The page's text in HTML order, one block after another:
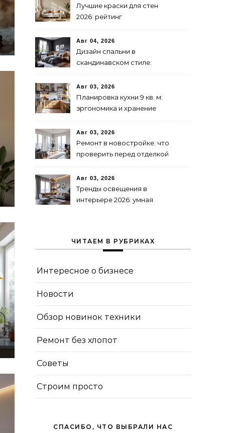
Лучшие краски для стен
2026: рейтинг
стойкости
Авг 04, 2026
Дизайн спальни в
скандинавском стиле:
Авг 03, 2026
Планировка кухни 9 кв. м:
эргономика и хранение
Авг 03, 2026
Ремонт в новостройке: что
проверить перед отделкой
Авг 03, 2026
Тренды освещения в
интерьере 2026: умная
ЧИТАЕМ В РУБРИКАХ
Интересное о бизнесе
Новости
Обзор новинок техники
Ремонт без хлопот
Советы
Строим просто
СПАСИБО, ЧТО ВЫБРАЛИ НАС